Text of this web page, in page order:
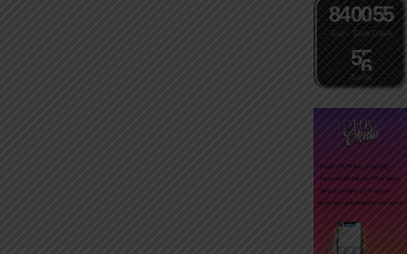
Gün
84
Saat
00
Dakika
55
Saniye
54
5